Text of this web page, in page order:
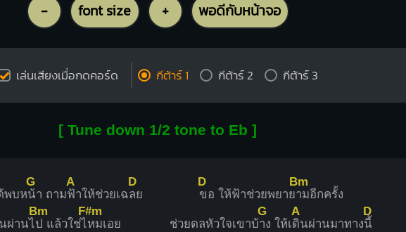
- font size + พอดีกับหน้าจอ
เล่นเสียงเมื่อกดคอร์ด กีต้าร์ 1 กีต้าร์ 2 กีต้าร์ 3
[ Tune down 1/2 tone to Eb ]
พบห
G
น้า ถาม
A
ฟ้าให้ช่วยเฉ
D
ลย
ผ่านไ
Bm
ป แล้วใช่ไ
F#m
หมเอย
D
ขอ ให้ฟ้าช่วยพยาย
Bm
ามอีกครั้ง
ช่วยดลหัวใจเขาบ้
G
าง ให้เ
A
ดินผ่านมาทาง
D
นี้